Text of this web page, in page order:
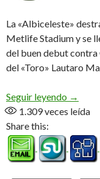
La «Albiceleste»
Metlife Stadium y se
del buen debut contra
del «Toro» Lautaro
Seguir leyendo →
1.309veces leída
Share this: